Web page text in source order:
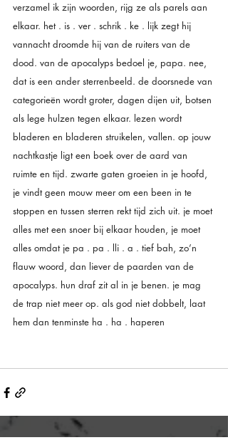
verzamel ik zijn woorden, rijg ze als parels aan
elkaar. het . is . ver . schrik . ke . lijk zegt hij
vannacht droomde hij van de ruiters van de
dood. van de apocalyps bedoel je, papa. nee,
dat is een ander sterrenbeeld. de doorsnede van
categorieën wordt groter, dagen dijen uit, botsen
als lege hulzen tegen elkaar. lezen wordt
bladeren en bladeren struikelen, vallen. op jouw
nachtkastje ligt een boek over de aard van
ruimte en tijd. zwarte gaten groeien in je hoofd,
je vindt geen mouw meer om een been in te
stoppen en tussen sterren rekt tijd zich uit. je moet
alles met een snoer bij elkaar houden, je moet
alles omdat je pa . pa . lli . a . tief bah, zo’n
flauw woord, dan liever de paarden van de
apocalyps. hun draf zit al in je benen. je mag
de trap niet meer op. als god niet dobbelt, laat
hem dan tenminste ha . ha . haperen